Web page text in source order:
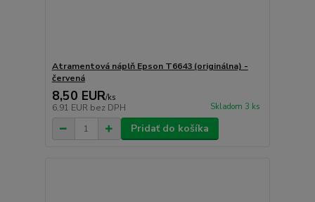
Atramentová náplň Epson T6643 (originálna) -
červená
8,50 EUR/ks
6,91 EUR bez DPH Skladom 3 ks
Pridať do košíka